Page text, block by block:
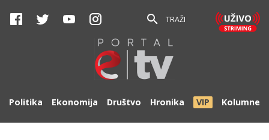
TRAŽI
Politika Ekonomija Društvo Hronika VIP Kolumne